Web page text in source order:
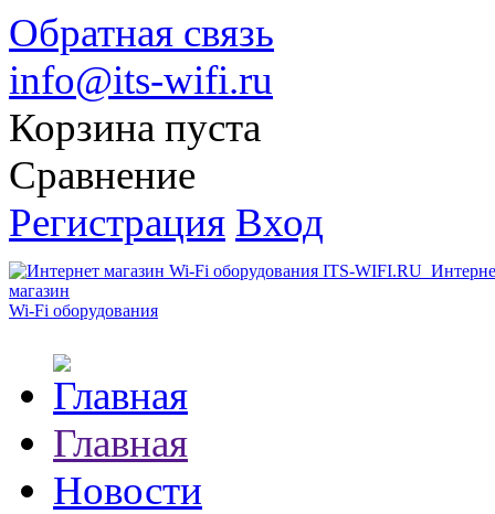
Обратная связь
info@its-wifi.ru
Корзина пуста
Сравнение
Регистрация Вход
магазин
Wi-Fi оборудования
Главная
Новости